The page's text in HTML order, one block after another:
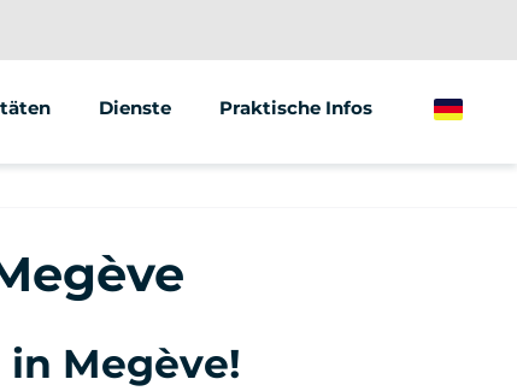
Fahrrad
Dienste
Animationen &amp; Seminare
Praktische Infos German
Megève!